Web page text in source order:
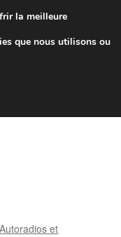
de 7 EUR
9 h à 16 h
Autoradios et
la meilleure
que nous utilisons ou